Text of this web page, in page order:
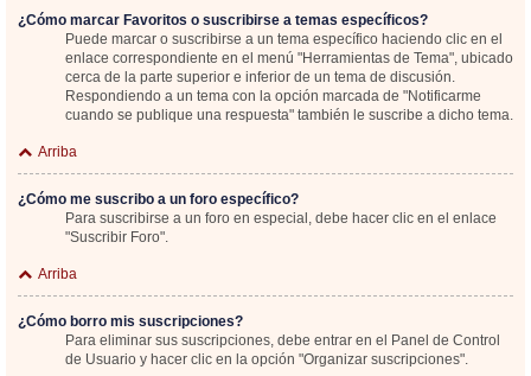
¿Cómo marcar Favoritos o suscribirse a temas específicos?
Puede marcar o suscribirse a un tema específico haciendo clic en el
enlace correspondiente en el menú "Herramientas de Tema", ubicado
cerca de la parte superior e inferior de un tema de discusión.
Respondiendo a un tema con la opción marcada de "Notificarme
cuando se publique una respuesta" también le suscribe a dicho tema.
Arriba
¿Cómo me suscribo a un foro específico?
Para suscribirse a un foro en especial, debe hacer clic en el enlace
"Suscribir Foro".
Arriba
¿Cómo borro mis suscripciones?
Para eliminar sus suscripciones, debe entrar en el Panel de Control
de Usuario y hacer clic en la opción "Organizar suscripciones".